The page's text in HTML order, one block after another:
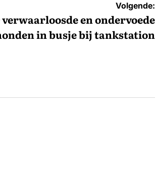
Volgende:
verwaarloosde en ondervoede
in busje bij tankstation